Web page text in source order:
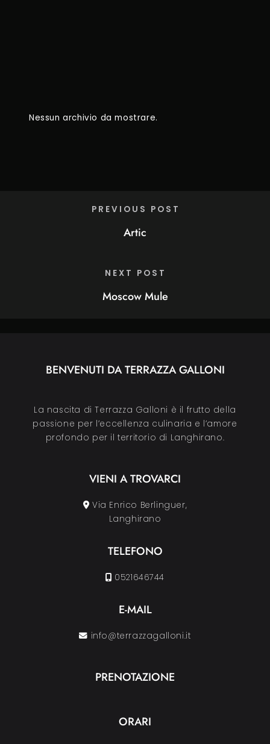
Nessun archivio da mostrare.
PREVIOUS POST
Artic
NEXT POST
Moscow Mule
BENVENUTI DA TERRAZZA GALLONI
La nascita di Terrazza Galloni è il frutto della
passione per l’eccellenza culinaria e l’amore
profondo per il territorio di Langhirano.
VIENI A TROVARCI
Via Enrico Berlinguer,
Langhirano
TELEFONO
0521646744
E-MAIL
info@terrazzagalloni.it
PRENOTAZIONE
ORARI